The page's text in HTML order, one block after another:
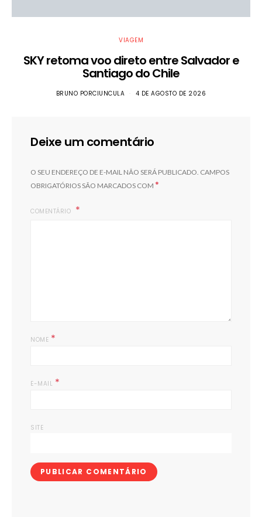
VIAGEM
SKY retoma voo direto entre Salvador e
Santiago do Chile
BRUNO PORCIUNCULA 4 DE AGOSTO DE 2026
Deixe um comentário
O SEU ENDEREÇO DE E-MAIL NÃO SERÁ PUBLICADO. CAMPOS
OBRIGATÓRIOS SÃO MARCADOS COM *
COMENTÁRIO
NOME *
E-MAIL *
SITE